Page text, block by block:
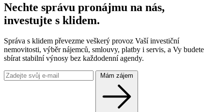
Nechte správu pronájmu na nás,
investujte s klidem.
Správa s klidem převezme veškerý provoz Vaší investiční
nemovitosti, výběr nájemců, smlouvy, platby i servis, a Vy budete
sbírat stabilní výnosy bez každodenní agendy.
Mám zájem